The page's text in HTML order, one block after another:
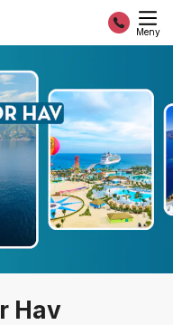
Meny
Hav